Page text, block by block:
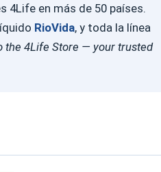
en más de 50 países.
RioVida, y toda la línea
the 4Life Store — your trusted